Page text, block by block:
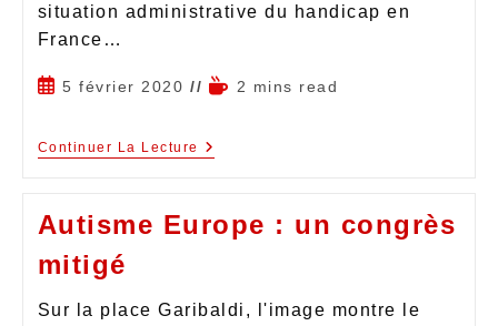
situation administrative du handicap en
France…
5 février 2020 2 mins read
Continuer La Lecture
Autisme Europe : un congrès
mitigé
Sur la place Garibaldi, l'image montre le